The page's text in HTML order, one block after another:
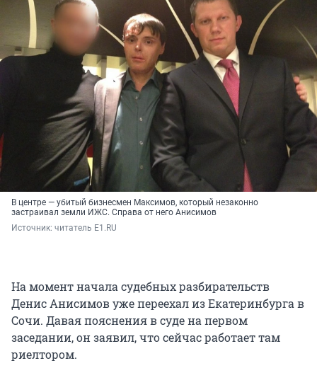
В центре — убитый бизнесмен Максимов, который незаконно
застраивал земли ИЖС. Справа от него Анисимов
Источник: читатель E1.RU
На момент начала судебных разбирательств
Денис Анисимов уже переехал из Екатеринбурга в
Сочи. Давая пояснения в суде на первом
заседании, он заявил, что сейчас работает там
риелтором.